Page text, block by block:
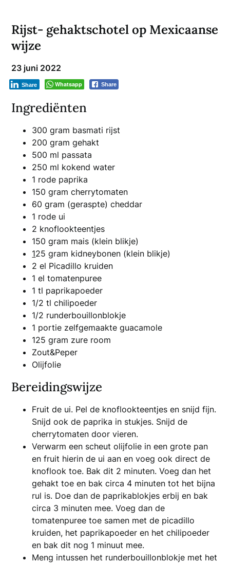
Rijst- gehaktschotel op Mexicaanse
wijze
23 juni 2022
Whatsapp Share
Share
Ingrediënten
300 gram basmati rijst
200 gram gehakt
500 ml passata
250 ml kokend water
1 rode paprika
150 gram cherrytomaten
60 gram (geraspte) cheddar
1 rode ui
2 knoflookteentjes
150 gram mais (klein blikje)
125 gram kidneybonen (klein blikje)
2 el Picadillo kruiden
1 el tomatenpuree
1 tl paprikapoeder
1/2 tl chilipoeder
1/2 runderbouillonblokje
1 portie zelfgemaakte guacamole
125 gram zure room
Zout&Peper
Olijfolie
Bereidingswijze
Fruit de ui. Pel de knoflookteentjes en snijd fijn.
Snijd ook de paprika in stukjes. Snijd de
cherrytomaten door vieren.
Verwarm een scheut olijfolie in een grote pan
en fruit hierin de ui aan en voeg ook direct de
knoflook toe. Bak dit 2 minuten. Voeg dan het
gehakt toe en bak circa 4 minuten tot het bijna
rul is. Doe dan de paprikablokjes erbij en bak
circa 3 minuten mee. Voeg dan de
tomatenpuree toe samen met de picadillo
kruiden, het paprikapoeder en het chilipoeder
en bak dit nog 1 minuut mee.
Meng intussen het runderbouillonblokje met het